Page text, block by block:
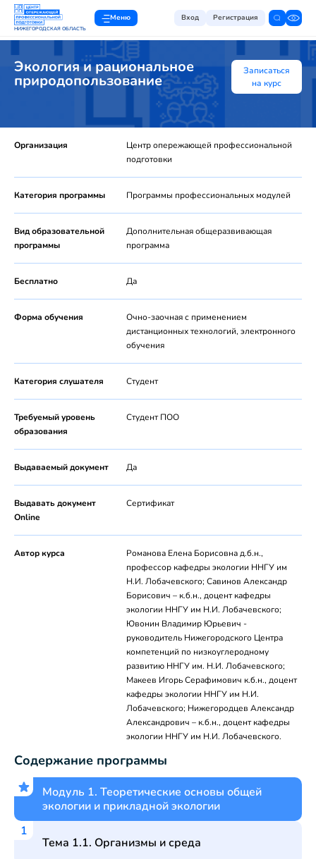
НИЖЕГОРОДСКАЯ ОБЛАСТЬ
Меню Вход Регистрация
Экология и рациональное
природопользование
Записаться
на курс
Организация
Центр опережающей профессиональной
подготовки
Категория программы Программы профессиональных модулей
Вид образовательной
программы
Дополнительная общеразвивающая
программа
Бесплатно Да
Форма обучения
Очно-заочная с применением
дистанционных технологий, электронного
обучения
Категория слушателя Студент
Требуемый уровень
образования
Студент ПОО
Выдаваемый документ Да
Выдавать документ
Online
Сертификат
Автор курса
Романова Елена Борисовна д.б.н.,
профессор кафедры экологии ННГУ им
Н.И. Лобачевского; Савинов Александр
Борисович – к.б.н., доцент кафедры
экологии ННГУ им Н.И. Лобачевского;
Ювонин Владимир Юрьевич -
руководитель Нижегородского Центра
компетенций по низкоуглеродному
развитию ННГУ им. Н.И. Лобачевского;
Макеев Игорь Серафимович к.б.н., доцент
кафедры экологии ННГУ им Н.И.
Лобачевского; Нижегородцев Александр
Александрович – к.б.н., доцент кафедры
экологии ННГУ им Н.И. Лобачевского.
Содержание программы
Модуль 1. Теоретические основы общей
экологии и прикладной экологии
Тема 1.1. Организмы и среда